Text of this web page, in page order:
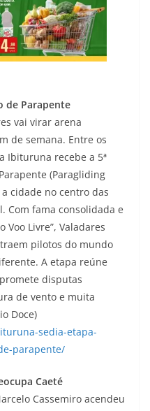
de Parapente
vai virar arena
de semana. Entre os
Ibituruna recebe a 5ª
(Paragliding
a cidade no centro das
Com fama consolidada e
Livre”, Valadares
pilotos do mundo
A etapa reúne
disputas
de vento e muita
Doce)
sedia-etapa-
parapente/
Caeté
Cassemiro acendeu